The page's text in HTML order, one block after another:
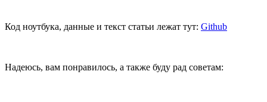
Код ноутбука, данные и текст статьи лежат тут: Github
Надеюсь, вам понравилось, а также буду рад советам: